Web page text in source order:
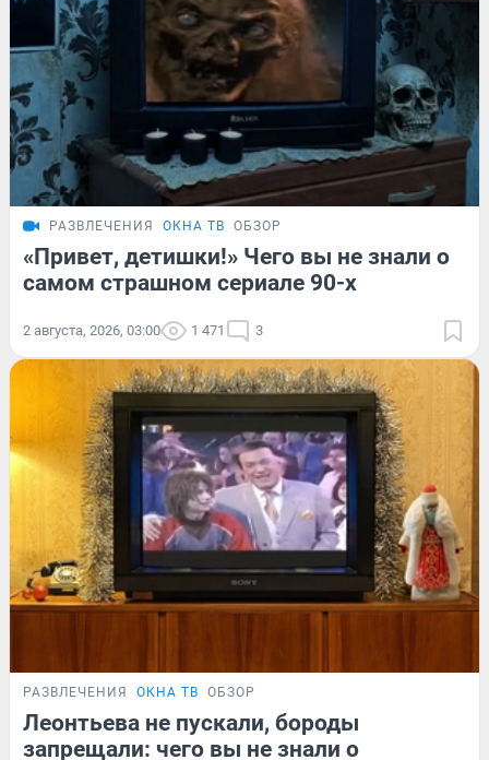
РАЗВЛЕЧЕНИЯ ОКНА ТВ ОБЗОР
«Привет, детишки!» Чего вы не знали о
самом страшном сериале 90-х
2 августа, 2026, 03:00 1 471 3
РАЗВЛЕЧЕНИЯ ОКНА ТВ ОБЗОР
Леонтьева не пускали, бороды
запрещали: чего вы не знали о